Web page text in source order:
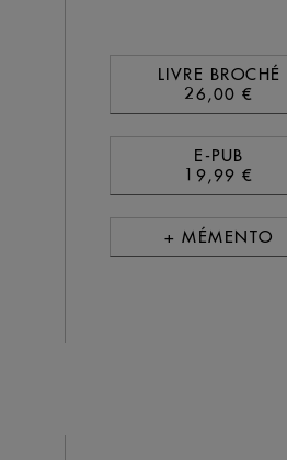
LIVRE BROCHÉ
26,00 €
E-PUB
19,99 €
+ MÉMENTO